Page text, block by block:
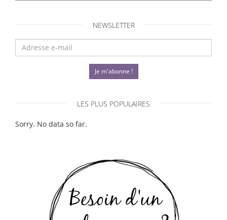
NEWSLETTER
Je m'abonne !
LES PLUS POPULAIRES
Sorry. No data so far.